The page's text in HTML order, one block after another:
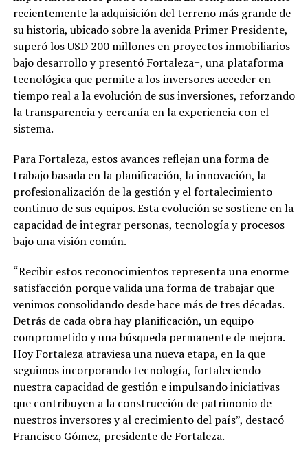
recientemente la adquisición del terreno más grande de
su historia, ubicado sobre la avenida Primer Presidente,
superó los USD 200 millones en proyectos inmobiliarios
bajo desarrollo y presentó Fortaleza+, una plataforma
tecnológica que permite a los inversores acceder en
tiempo real a la evolución de sus inversiones, reforzando
la transparencia y cercanía en la experiencia con el
sistema.
Para Fortaleza, estos avances reflejan una forma de
trabajo basada en la planificación, la innovación, la
profesionalización de la gestión y el fortalecimiento
continuo de sus equipos. Esta evolución se sostiene en la
capacidad de integrar personas, tecnología y procesos
bajo una visión común.
“Recibir estos reconocimientos representa una enorme
satisfacción porque valida una forma de trabajar que
venimos consolidando desde hace más de tres décadas.
Detrás de cada obra hay planificación, un equipo
comprometido y una búsqueda permanente de mejora.
Hoy Fortaleza atraviesa una nueva etapa, en la que
seguimos incorporando tecnología, fortaleciendo
nuestra capacidad de gestión e impulsando iniciativas
que contribuyen a la construcción de patrimonio de
nuestros inversores y al crecimiento del país”, destacó
Francisco Gómez, presidente de Fortaleza.